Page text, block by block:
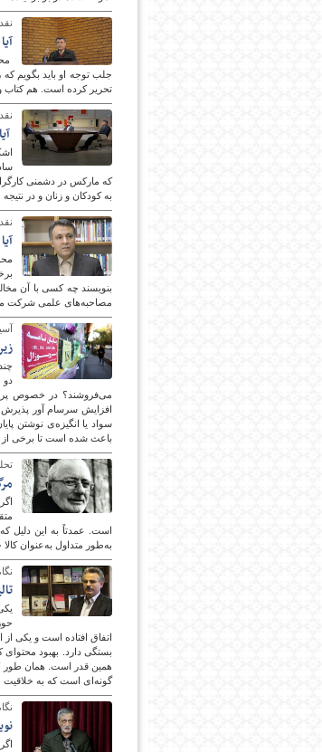
تحریر کرده است. هم‌ کتاب
که مارکس در دشمنی
به کودکان و زنان و در
بنویسند چه کسی با آن
مصاحبه‌های علمی شرکت
دو
می‌فروشند؟ در خصوص
افزایش سرسام ‌آور پذیرش
سواد یا انگیزه‌ی نوشتن
باعث شده است تا برخی از
است. عمدتاً به این دلیل
به‌طور متداول به‌عنوان
اتفاق افتاده است و یکی
بستگی دارد. بهبود
همین قدر است. همان طور
گونه‌ای است که به خلاقیت